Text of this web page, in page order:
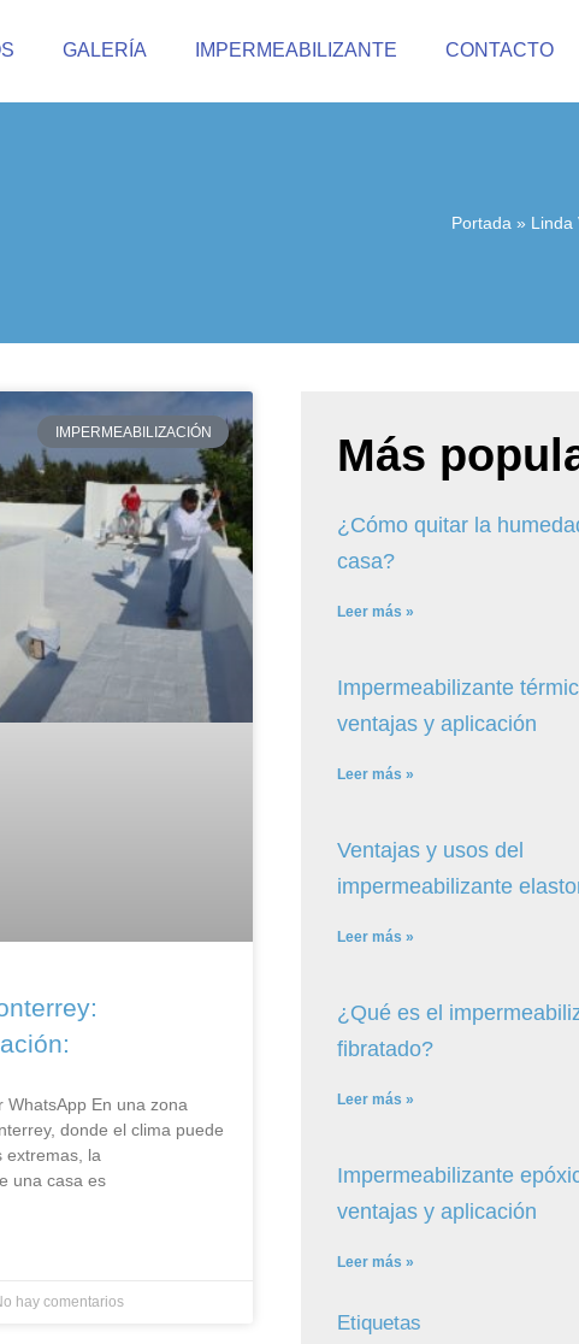
GALERÍA IMPERMEABILIZANTE CONTACTO
Portada » Linda
IMPERMEABILIZACIÓN
WhatsApp En una zona
donde el clima puede
extremas, la
una casa es
hay comentarios
Más
¿Cómo quitar la
casa?
Leer más »
Impermeabilizante
ventajas y aplicación
Leer más »
Ventajas y usos del
impermeabilizante
Leer más »
¿Qué es el
fibratado?
Leer más »
Impermeabilizante
ventajas y aplicación
Leer más »
Etiquetas